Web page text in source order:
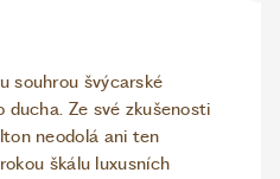
souhrou švýcarské
Ze své zkušenosti
neodolá ani ten
škálu luxusních